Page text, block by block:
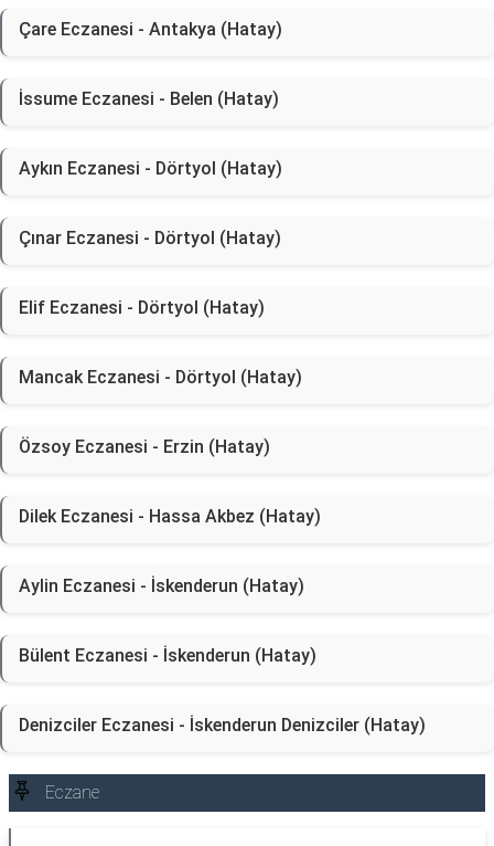
Çare Eczanesi - Antakya (Hatay)
İssume Eczanesi - Belen (Hatay)
Aykın Eczanesi - Dörtyol (Hatay)
Çınar Eczanesi - Dörtyol (Hatay)
Elif Eczanesi - Dörtyol (Hatay)
Mancak Eczanesi - Dörtyol (Hatay)
Özsoy Eczanesi - Erzin (Hatay)
Dilek Eczanesi - Hassa Akbez (Hatay)
Aylin Eczanesi - İskenderun (Hatay)
Bülent Eczanesi - İskenderun (Hatay)
Denizciler Eczanesi - İskenderun Denizciler (Hatay)
Eczane